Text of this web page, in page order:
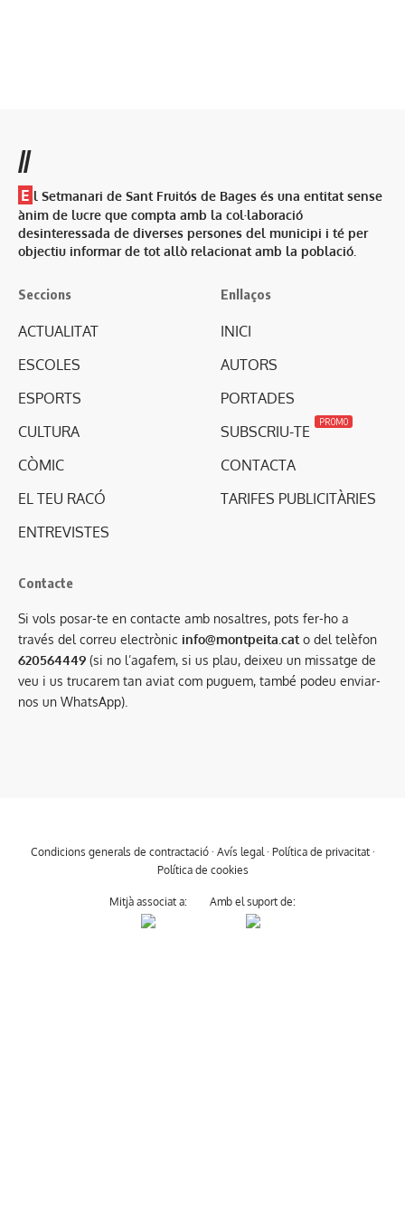
//
E l Setmanari de Sant Fruitós de Bages és una entitat sense
ànim de lucre que compta amb la col·laboració
desinteressada de diverses persones del municipi i té per
objectiu informar de tot allò relacionat amb la població.
Seccions
ACTUALITAT
ESCOLES
ESPORTS
CULTURA
CÒMIC
EL TEU RACÓ
ENTREVISTES
Enllaços
INICI
AUTORS
PORTADES
SUBSCRIU-TE
PROMO
CONTACTA
TARIFES PUBLICITÀRIES
Contacte
Si vols posar-te en contacte amb nosaltres, pots fer-ho a
través del correu electrònic info@montpeita.cat o del telèfon
620564449 (si no l’agafem, si us plau, deixeu un missatge de
veu i us trucarem tan aviat com puguem, també podeu enviar-
nos un WhatsApp).
Condicions generals de contractació· Avís legal· Política de privacitat·
Política de cookies
Mitjà associat a: Amb el suport de: